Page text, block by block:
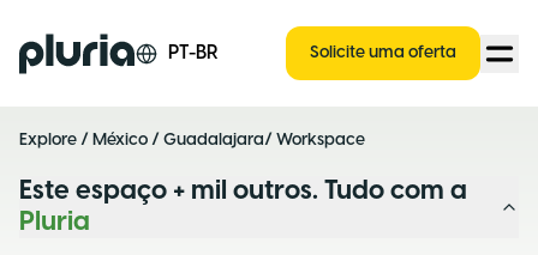
Logo Pluria PT-BR Solicite uma oferta
Explore / México / Guadalajara/ Workspace
Este espaço + mil outros. Tudo com a
Pluria